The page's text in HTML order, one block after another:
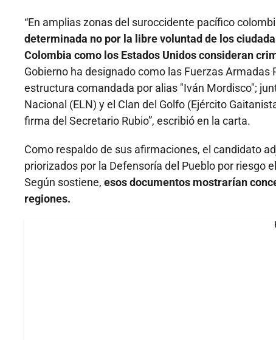
“En amplias zonas del suroccidente pacífico
determinada no por la libre voluntad de los
Colombia como los Estados Unidos consideran
Gobierno ha designado como las Fuerzas Armadas
estructura comandada por alias "Iván Mordisco";
Nacional (ELN) y el Clan del Golfo (Ejército
firma del Secretario Rubio”, escribió en la carta.
Como respaldo de sus afirmaciones, el candidato
priorizados por la Defensoría del Pueblo por riesgo
Según sostiene, esos documentos mostrarían
regiones.